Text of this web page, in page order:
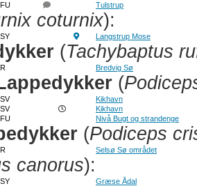
FU Tulstrup
coturnix):
SY Langstrup Mose
(Tachybaptus
R Bredvig Sø
(
SV
Kikhavn
SV
Kikhavn
FU Nivå Bugt og strandenge
(Podiceps
R Selsø Sø området
canorus):
SY
Græse Ådal